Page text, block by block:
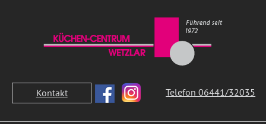
Kontakt Telefon 06441/32035